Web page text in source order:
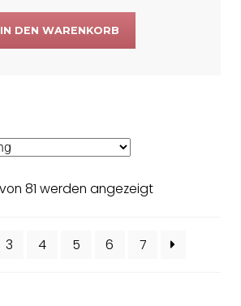
IN DEN WARENKORB
von 81 werden angezeigt
3 4 5 6 7